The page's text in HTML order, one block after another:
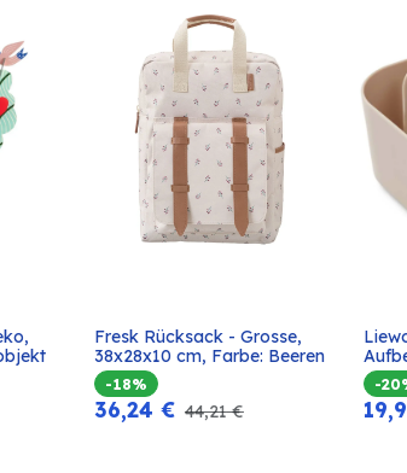
In den
Warenkorb
Fresk Rücksack - Grosse,
38x28x10 cm, Farbe: Beeren
-18%
36,24 € 44,21€
-